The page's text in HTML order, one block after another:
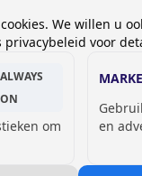
We willen u
privacybeleid voor
ALWAYS
ON
om
en